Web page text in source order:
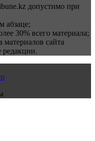
допустимо при
абзаце;
30% всего материала;
сайта
редакции.